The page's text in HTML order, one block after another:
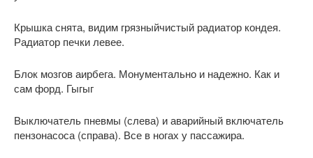
Крышка снята, видим грязныйчистый радиатор кондея.
Радиатор печки левее.
Блок мозгов аирбега. Монументально и надежно. Как и
сам форд. Гыгыг
Выключатель пневмы (слева) и аварийный включатель
пензонасоса (справа). Все в ногах у пассажира.